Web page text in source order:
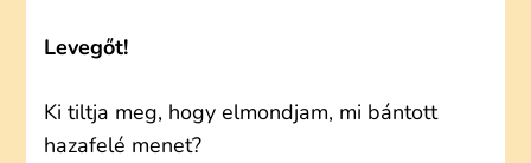
Levegőt!
Ki tiltja meg, hogy elmondjam, mi bántott
hazafelé menet?